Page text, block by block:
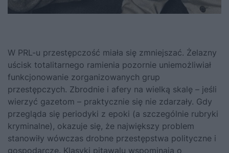
W PRL-u przestępczość miała się zmniejszać. Żelazny
uścisk totalitarnego ramienia pozornie uniemożliwiał
funkcjonowanie zorganizowanych grup
przestępczych. Zbrodnie i afery na wielką skalę – jeśli
wierzyć gazetom – praktycznie się nie zdarzały. Gdy
przegląda się periodyki z epoki (a szczególnie rubryki
kryminalne), okazuje się, że największy problem
stanowiły wówczas drobne przestępstwa polityczne i
gospodarcze. Klasyki pitawalu wspominają o